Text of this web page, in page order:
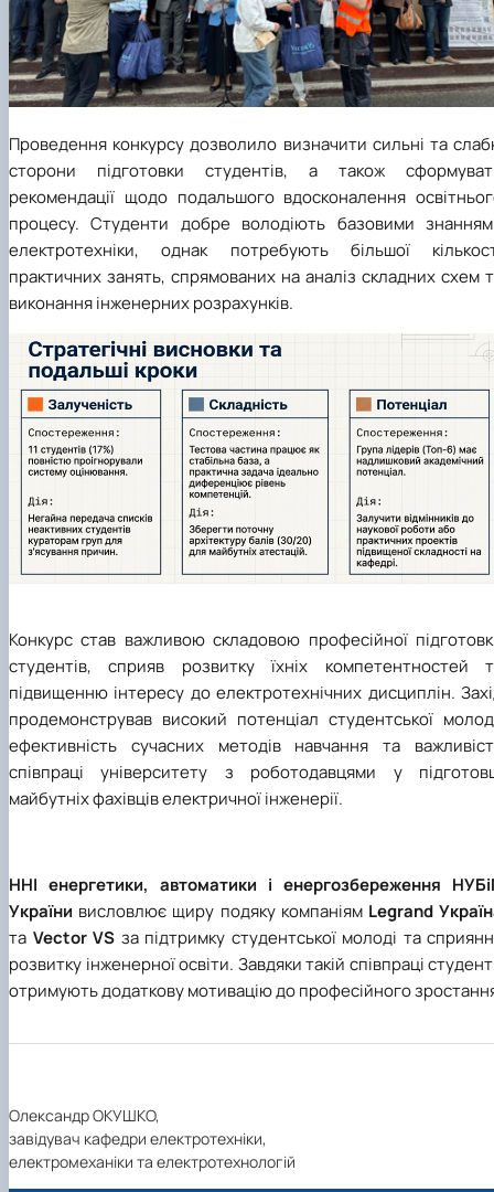
Проведення конкурсу дозволило визначити сильні та
сторони підготовки студентів, а також
рекомендації щодо подальшого вдосконалення
процесу. Студенти добре володіють базовими
електротехніки, однак потребують більшої
практичних занять, спрямованих на аналіз складних схем
виконання інженерних розрахунків.
Конкурс став важливою складовою професійної
студентів, сприяв розвитку їхніх компетентностей
підвищенню інтересу до електротехнічних дисциплін.
продемонстрував високий потенціал студентської
ефективність сучасних методів навчання та
співпраці університету з роботодавцями у
майбутніх фахівців електричної інженерії.
ННІ енергетики, автоматики і енергозбереження
України висловлює щиру подяку компаніям Legrand
та Vector VS за підтримку студентської молоді та
розвитку інженерної освіти. Завдяки такій співпраці
отримують додаткову мотивацію до професійного
Олександр ОКУШКО,
завідувач кафедри електротехніки,
електромеханіки та електротехнологій